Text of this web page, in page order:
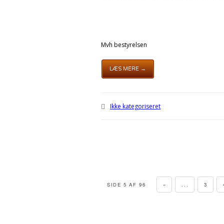
Mvh bestyrelsen
LÆS MERE →
Ikke kategoriseret
SIDE 5 AF 96 « ... 3